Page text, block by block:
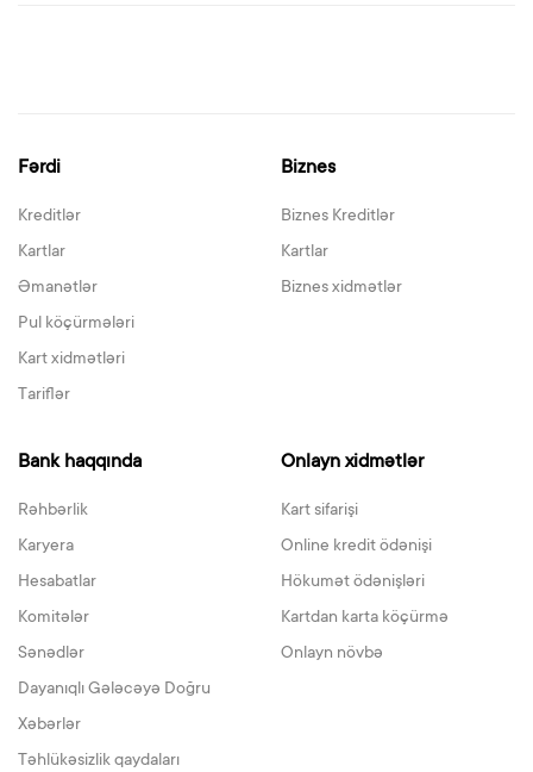
Fərdi
Kreditlər
Kartlar
Əmanətlər
Pul köçürmələri
Kart xidmətləri
Tariflər
Biznes
Biznes Kreditlər
Kartlar
Biznes xidmətlər
Bank haqqında
Rəhbərlik
Karyera
Hesabatlar
Komitələr
Sənədlər
Dayanıqlı Gələcəyə Doğru
Xəbərlər
Təhlükəsizlik qaydaları
Onlayn xidmətlər
Kart sifarişi
Online kredit ödənişi
Hökumət ödənişləri
Kartdan karta köçürmə
Onlayn növbə